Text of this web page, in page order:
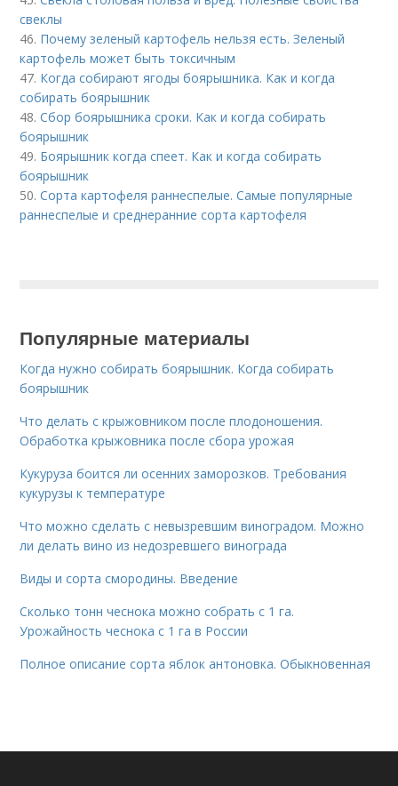
свеклы
46. Почему зеленый картофель нельзя есть. Зеленый
картофель может быть токсичным
47. Когда собирают ягоды боярышника. Как и когда
собирать боярышник
48.Сбор боярышника сроки. Как и когда собирать
боярышник
49. Боярышник когда спеет. Как и когда собирать
боярышник
50.Сорта картофеля раннеспелые. Cамые популярные
раннеспелые и среднеранние сорта картофеля
Популярные материалы
Когда нужно собирать боярышник. Когда собирать
боярышник
Что делать с крыжовником после плодоношения.
Обработка крыжовника после сбора урожая
Кукуруза боится ли осенних заморозков. Требования
кукурузы к температуре
Что можно сделать с невызревшим виноградом. Можно
ли делать вино из недозревшего винограда
Виды и сорта смородины. Введение
Сколько тонн чеснока можно собрать с 1 га.
Урожайность чеснока с 1 га в России
Полное описание сорта яблок антоновка. Обыкновенная